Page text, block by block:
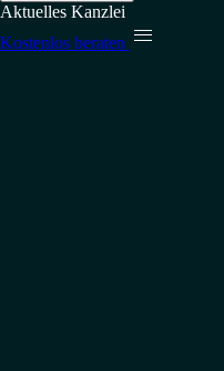
Aktuelles Kanzlei
Kostenlos beraten 